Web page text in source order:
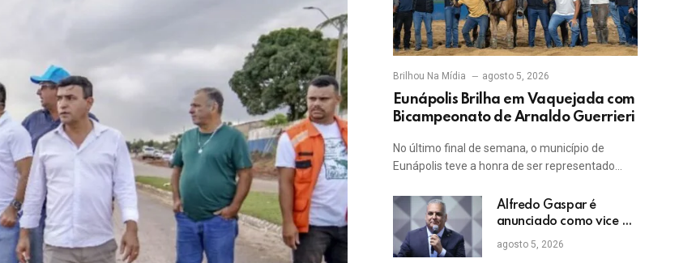
Brilhou Na Mídia agosto 5, 2026
Eunápolis Brilha em Vaquejada com
Bicampeonato de Arnaldo Guerrieri
No último final de semana, o município de
Eunápolis teve a honra de ser representado…
Alfredo Gaspar é
anunciado como vice de
Flávio Bolsonaro
agosto 5, 2026